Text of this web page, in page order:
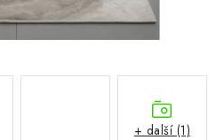
+ další (1)